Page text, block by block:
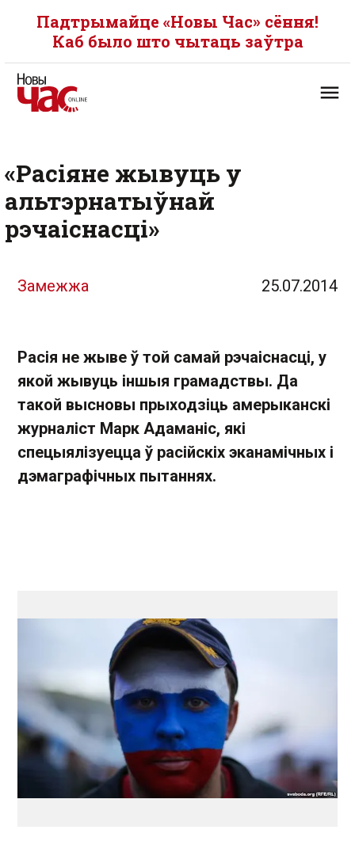
Падтрымайце «Новы Час» сёння!
Каб было што чытаць заўтра
«Расіяне жывуць у
альтэрнатыўнай
рэчаіснасці»
Замежжа 25.07.2014
Расія не жыве ў той самай рэчаіснасці, у
якой жывуць іншыя грамадствы. Да
такой высновы прыходзіць амерыканскі
журналіст Марк Адаманіс, які
спецыялізуецца ў расійскіх эканамічных і
дэмаграфічных пытаннях.